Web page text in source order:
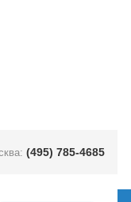
(495) 785-4685